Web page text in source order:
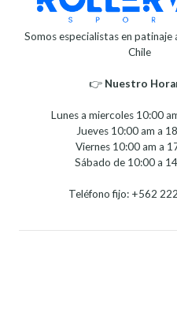
Somos especialistas en
Chile
👉 Nuestro
Lunes a miercoles 10:00
Jueves 10:00 am a
Viernes 10:00 am a
Sábado de 10:00 a
Teléfono fijo: +562